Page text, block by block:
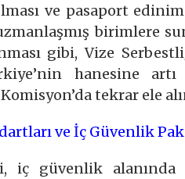
ve pasaport
birimlere
gibi, Vize
hanesine artı
tekrar ele
ve İç Güvenlik
iç güvenlik